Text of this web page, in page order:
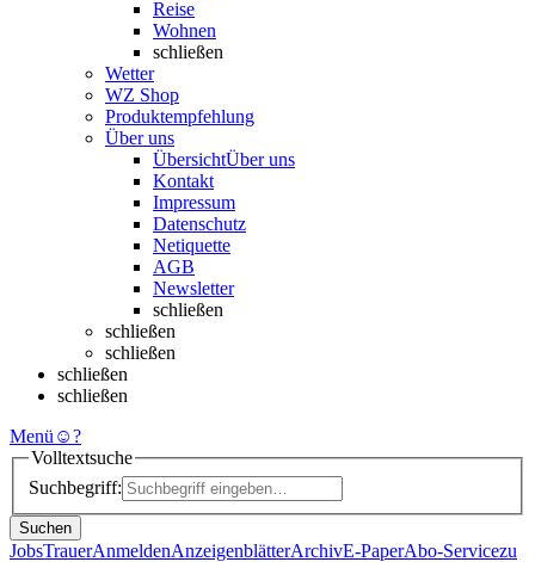
Reise
Wohnen
schließen
Wetter
WZ Shop
Produktempfehlung
Über uns
ÜbersichtÜber uns
Kontakt
Impressum
Datenschutz
Netiquette
AGB
Newsletter
schließen
schließen
schließen
schließen
schließen
Menü ☺?
Volltextsuche
Suchbegriff:
Suchen
JobsTrauerAnmeldenAnzeigenblätterArchivE-PaperAbo-Servicezu